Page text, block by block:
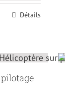
Détails